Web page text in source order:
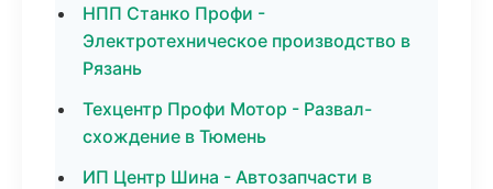
НПП Станко Профи -
Электротехническое производство в
Рязань
Техцентр Профи Мотор - Развал-
схождение в Тюмень
ИП Центр Шина - Автозапчасти в